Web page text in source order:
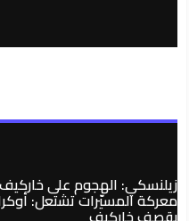
زيلنسكي: الهجوم على
معركة المسيّرات تشتعل: